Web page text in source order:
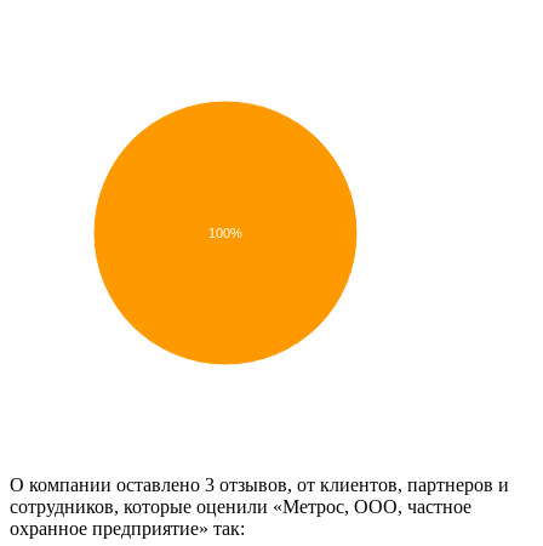
100%
О компании оставлено 3 отзывов, от клиентов, партнеров и
сотрудников, которые оценили «Метрос, ООО, частное
охранное предприятие» так: